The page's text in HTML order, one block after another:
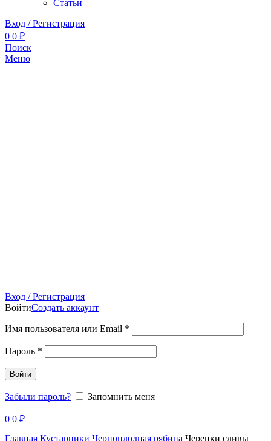
Статьи
Вход / Регистрация
0 0 ₽
Поиск
Меню
Вход / Регистрация
ВойтиСоздать аккаунт
Имя пользователя или Email *
Пароль *
Войти
Забыли пароль? Запомнить меня
0 0 ₽
Продано
Главная Кустарники Черноплодная рябина Черенки сливы